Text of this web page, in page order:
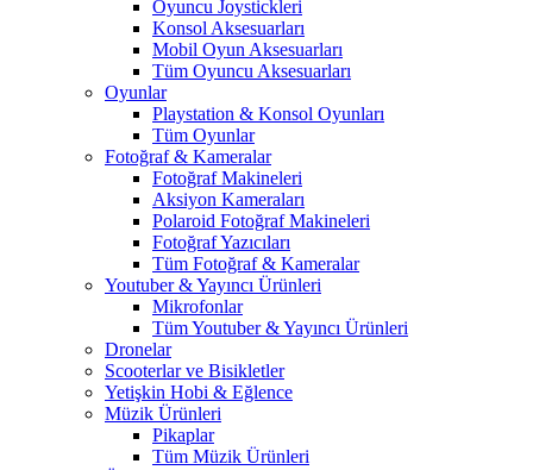
Oyuncu Joystickleri
Konsol Aksesuarları
Mobil Oyun Aksesuarları
Tüm Oyuncu Aksesuarları
Oyunlar
Playstation & Konsol Oyunları
Tüm Oyunlar
Fotoğraf & Kameralar
Fotoğraf Makineleri
Aksiyon Kameraları
Polaroid Fotoğraf Makineleri
Fotoğraf Yazıcıları
Tüm Fotoğraf & Kameralar
Youtuber & Yayıncı Ürünleri
Mikrofonlar
Tüm Youtuber & Yayıncı Ürünleri
Dronelar
Scooterlar ve Bisikletler
Yetişkin Hobi & Eğlence
Müzik Ürünleri
Pikaplar
Tüm Müzik Ürünleri